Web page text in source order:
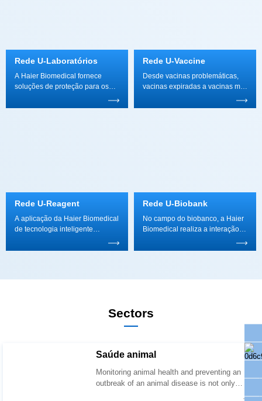
Rede U-Laboratórios Rede U-Vaccine
Rede U-Reagent Rede U-Biobank
Sectors
Saúde animal